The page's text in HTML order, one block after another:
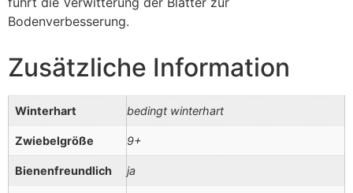
Bodenverbesserung.
Zusätzliche Information
Winterhart bedingt winterhart
Zwiebelgröße 9+
Bienenfreundlich ja